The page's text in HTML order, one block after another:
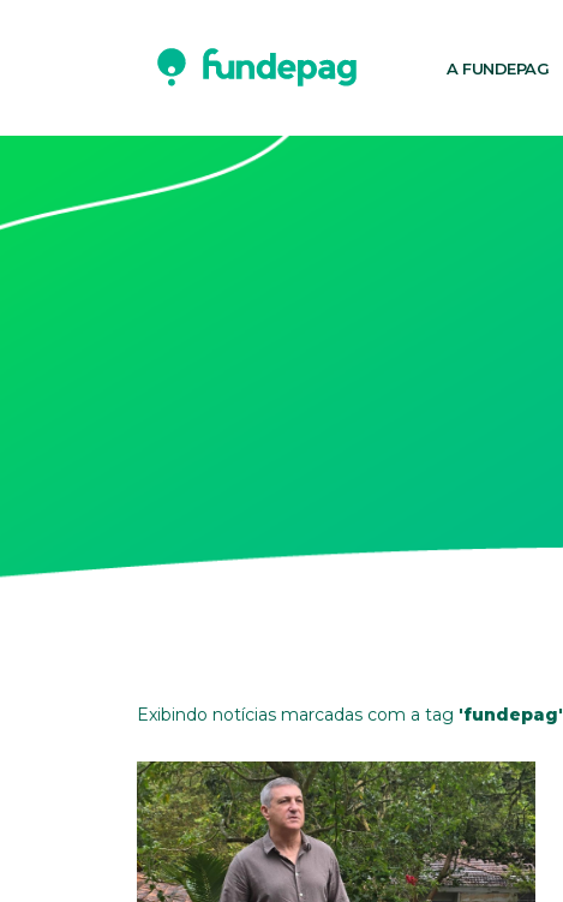
A FUNDEPAG
Exibindo notícias marcadas com a tag 'fundepag'